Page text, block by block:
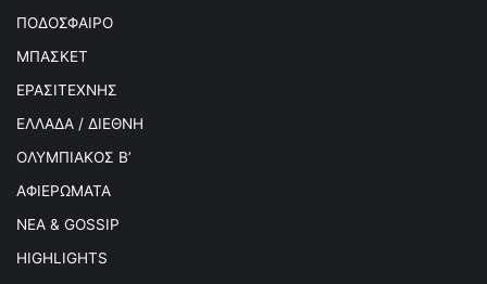
ΠΟΔΟΣΦΑΙΡΟ
ΜΠΑΣΚΕΤ
ΕΡΑΣΙΤΕΧΝΗΣ
ΕΛΛΑΔΑ / ΔΙΕΘΝΗ
ΟΛΥΜΠΙΑΚΟΣ Β’
ΑΦΙΕΡΩΜΑΤΑ
ΝΕΑ & GOSSIP
HIGHLIGHTS